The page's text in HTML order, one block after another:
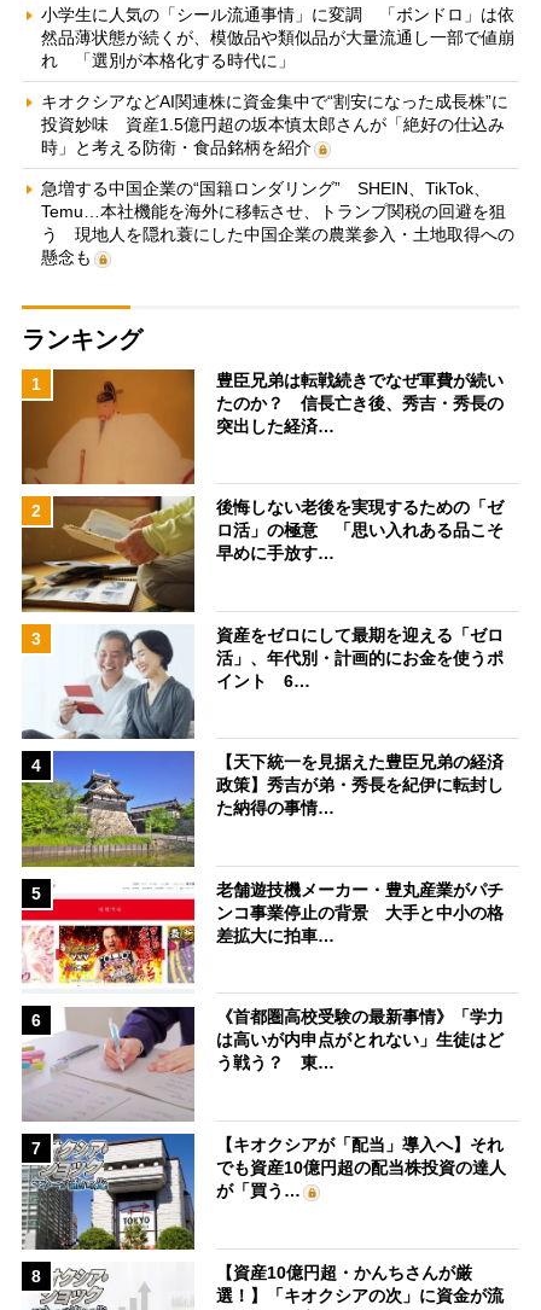
小学生に人気の「シール流通事情」に変調 「ボンドロ」は依
然品薄状態が続くが、模倣品や類似品が大量流通し一部で値崩
れ 「選別が本格化する時代に」
キオクシアなどAI関連株に資金集中で“割安になった成長株”に
投資妙味 資産1.5億円超の坂本慎太郎さんが「絶好の仕込み
時」と考える防衛・食品銘柄を紹介
急増する中国企業の“国籍ロンダリング” SHEIN、TikTok、
Temu…本社機能を海外に移転させ、トランプ関税の回避を狙
う 現地人を隠れ蓑にした中国企業の農業参入・土地取得への
懸念も
ランキング
1
豊臣兄弟は転戦続きでなぜ軍費が続い
たのか？ 信長亡き後、秀吉・秀長の
突出した経済…
2
後悔しない老後を実現するための「ゼ
ロ活」の極意 「思い入れある品こそ
早めに手放す…
3
資産をゼロにして最期を迎える「ゼロ
活」、年代別・計画的にお金を使うポ
イント 6…
4
【天下統一を見据えた豊臣兄弟の経済
政策】秀吉が弟・秀長を紀伊に転封し
た納得の事情…
5
老舗遊技機メーカー・豊丸産業がパチ
ンコ事業停止の背景 大手と中小の格
差拡大に拍車…
6
《首都圏高校受験の最新事情》「学力
は高いが内申点がとれない」生徒はど
う戦う？ 東…
7
【キオクシアが「配当」導入へ】それ
でも資産10億円超の配当株投資の達人
が「買う…
8
【資産10億円超・かんちさんが厳
選！】「キオクシアの次」に資金が流